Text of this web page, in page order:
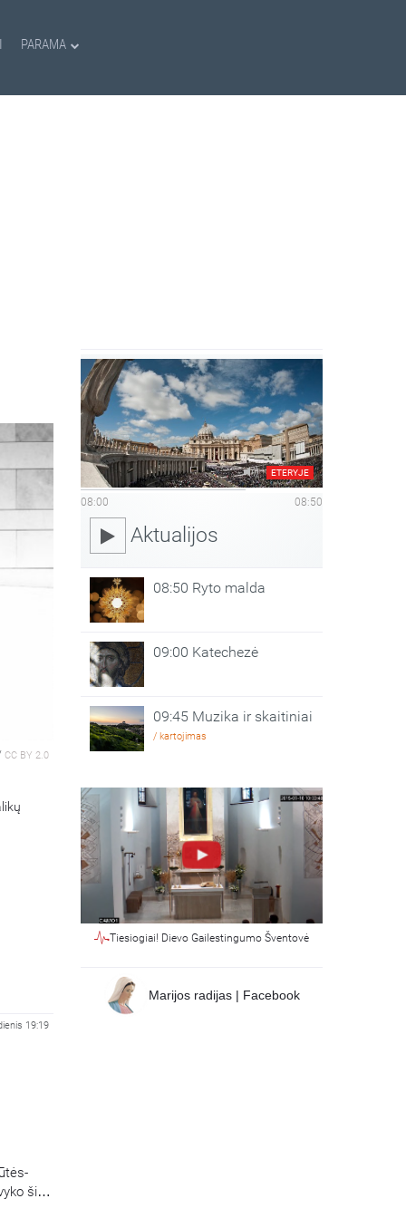
PARAMA
CC BY 2.0
19:19
šių
ETERYJE
08:00 08:50
Aktualijos
08:50 Ryto malda
09:00 Katechezė
09:45 Muzika ir skaitiniai
/ kartojimas
Tiesiogiai! Dievo Gailestingumo Šventovė
Marijos radijas | Facebook